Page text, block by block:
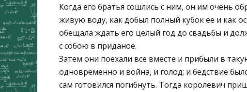
Когда его братья сошлись с ним, он им очень
живую воду, как добыл полный кубок ее и как
обещала ждать его целый год до свадьбы и
с собою в приданое.
Затем они поехали все вместе и прибыли в
одновременно и война, и голод; и бедствие
сам готовился погибнуть. Тогда королевич